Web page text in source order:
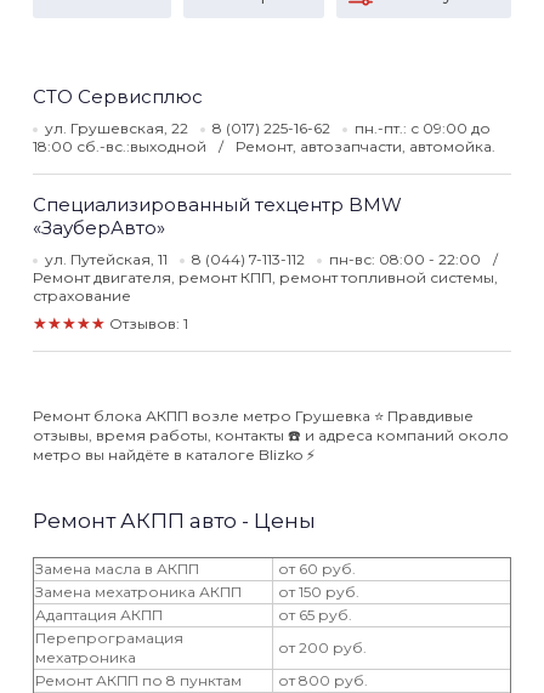
СТО Сервисплюс
ул. Грушевская, 22 8 (017) 225-16-62
пн.-пт.: с 09:00 до
18:00 сб.-вс.:выходной
Ремонт, автозапчасти, автомойка.
Специализированный техцентр BMW
«ЗауберАвто»
ул. Путейская, 11 8 (044) 7-113-112
пн-вс: 08:00 - 22:00
Ремонт двигателя, ремонт КПП, ремонт топливной системы,
страхование
★★★★★ Отзывов: 1
Ремонт блока АКПП возле метро Грушевка ⭐️ Правдивые
отзывы, время работы, контакты ☎️ и адреса компаний около
метро вы найдёте в каталоге Blizko ⚡️
Ремонт АКПП авто - Цены
Замена масла в АКПП
от 60 руб.
Замена мехатроника АКПП
от 150 руб.
Адаптация АКПП
от 65 руб.
Перепрограмация
мехатроника
от 200 руб.
Ремонт АКПП по 8 пунктам
от 800 руб.